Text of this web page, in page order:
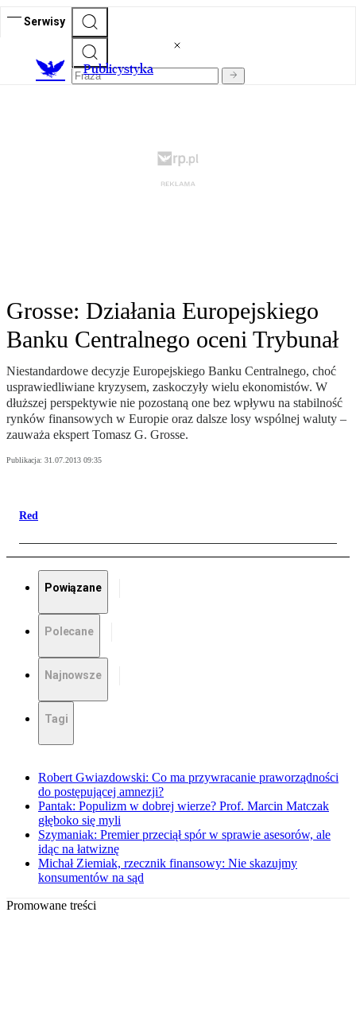
Serwisy
Publicystyka
Grosse: Działania Europejskiego
Banku Centralnego oceni Trybunał
Niestandardowe decyzje Europejskiego Banku Centralnego, choć
usprawiedliwiane kryzysem, zaskoczyły wielu ekonomistów. W
dłuższej perspektywie nie pozostaną one bez wpływu na stabilność
rynków finansowych w Europie oraz dalsze losy wspólnej waluty –
zauważa ekspert Tomasz G. Grosse.
Publikacja: 31.07.2013 09:35
Red
Powiązane
Polecane
Najnowsze
Tagi
Robert Gwiazdowski: Co ma przywracanie praworządności
do postępującej amnezji?
Pantak: Populizm w dobrej wierze? Prof. Marcin Matczak
głęboko się myli
Szymaniak: Premier przeciął spór w sprawie asesorów, ale
idąc na łatwiznę
Michał Ziemiak, rzecznik finansowy: Nie skazujmy
konsumentów na sąd
Promowane treści